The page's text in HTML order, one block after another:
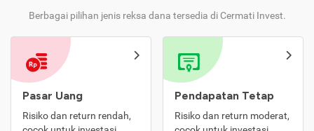
Berbagai pilihan jenis reksa dana tersedia di Cermati Invest.
Pasar Uang
Risiko dan return rendah,
Pendapatan Tetap
Risiko dan return moderat,